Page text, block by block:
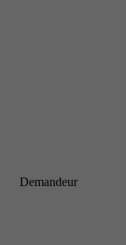
Demandeur